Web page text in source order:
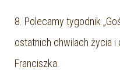
8. Polecamy tygodnik
ostatnich chwilach życia i
Franciszka.